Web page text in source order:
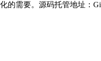
的需要。源码托管地址：Gi